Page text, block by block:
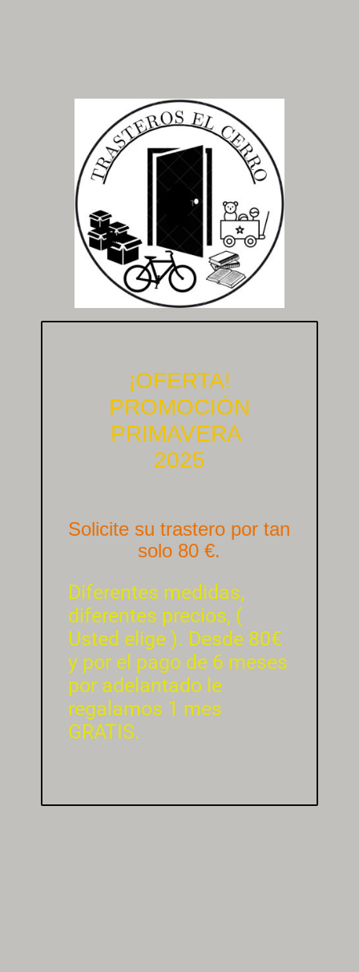
¡OFERTA!
PROMOCIÓN
PRIMAVERA
2025
Solicite su trastero por tan
solo 80 €.
Diferentes medidas,
diferentes precios, (
Usted elige ). Desde 80€
y por el pago de 6 meses
por adelantado le
regalamos 1 mes
GRATIS.